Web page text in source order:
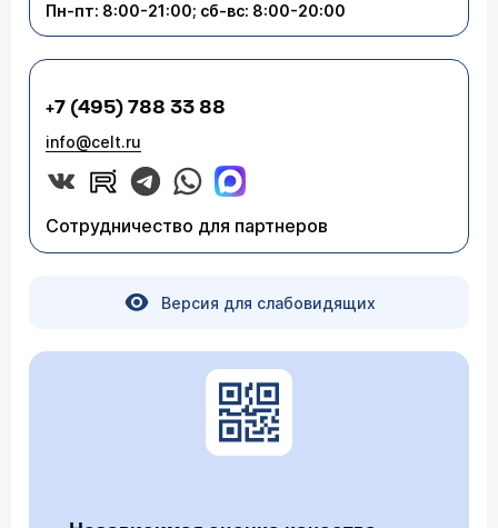
Пн-пт: 8:00-21:00; сб-вс: 8:00-20:00
+7 (495) 788 33 88
info@celt.ru
Сотрудничество для партнеров
Версия для слабовидящих